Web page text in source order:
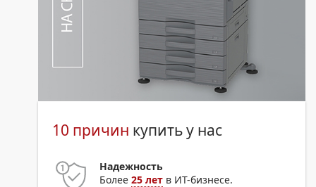
10 причин купить у нас
Надежность
Более25 лет в ИТ-бизнесе.